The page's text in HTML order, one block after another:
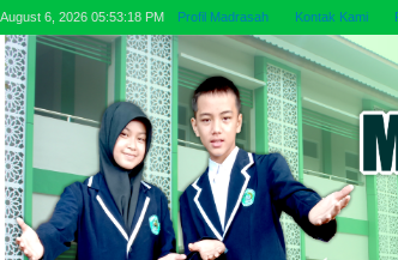
August 6, 2026 05:53:19 PM Profil Madrasah Kontak Kami